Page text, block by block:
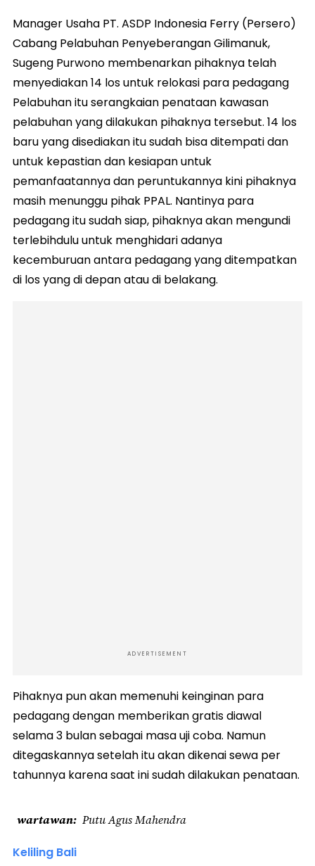
Manager Usaha PT. ASDP Indonesia Ferry (Persero)
Cabang Pelabuhan Penyeberangan Gilimanuk,
Sugeng Purwono membenarkan pihaknya telah
menyediakan 14 los untuk relokasi para pedagang
Pelabuhan itu serangkaian penataan kawasan
pelabuhan yang dilakukan pihaknya tersebut. 14 los
baru yang disediakan itu sudah bisa ditempati dan
untuk kepastian dan kesiapan untuk
pemanfaatannya dan peruntukannya kini pihaknya
masih menunggu pihak PPAL. Nantinya para
pedagang itu sudah siap, pihaknya akan mengundi
terlebihdulu untuk menghidari adanya
kecemburuan antara pedagang yang ditempatkan
di los yang di depan atau di belakang.
ADVERTISEMENT
Pihaknya pun akan memenuhi keinginan para
pedagang dengan memberikan gratis diawal
selama 3 bulan sebagai masa uji coba. Namun
ditegaskannya setelah itu akan dikenai sewa per
tahunnya karena saat ini sudah dilakukan penataan.
wartawan Putu Agus Mahendra
Keliling Bali